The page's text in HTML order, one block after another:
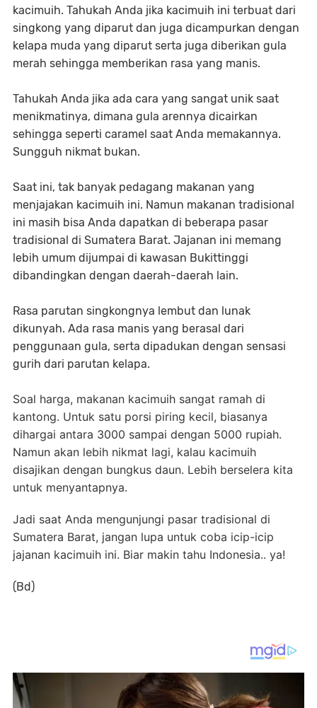
kacimuih. Tahukah Anda jika kacimuih ini terbuat dari
singkong yang diparut dan juga dicampurkan dengan
kelapa muda yang diparut serta juga diberikan gula
merah sehingga memberikan rasa yang manis.
Tahukah Anda jika ada cara yang sangat unik saat
menikmatinya, dimana gula arennya dicairkan
sehingga seperti caramel saat Anda memakannya.
Sungguh nikmat bukan.
Saat ini, tak banyak pedagang makanan yang
menjajakan kacimuih ini. Namun makanan tradisional
ini masih bisa Anda dapatkan di beberapa pasar
tradisional di Sumatera Barat. Jajanan ini memang
lebih umum dijumpai di kawasan Bukittinggi
dibandingkan dengan daerah-daerah lain.
Rasa parutan singkongnya lembut dan lunak
dikunyah. Ada rasa manis yang berasal dari
penggunaan gula, serta dipadukan dengan sensasi
gurih dari parutan kelapa.
Soal harga, makanan kacimuih sangat ramah di
kantong. Untuk satu porsi piring kecil, biasanya
dihargai antara 3000 sampai dengan 5000 rupiah.
Namun akan lebih nikmat lagi, kalau kacimuih
disajikan dengan bungkus daun. Lebih berselera kita
untuk menyantapnya.
Jadi saat Anda mengunjungi pasar tradisional di
Sumatera Barat, jangan lupa untuk coba icip-icip
jajanan kacimuih ini. Biar makin tahu Indonesia.. ya!
(Bd)